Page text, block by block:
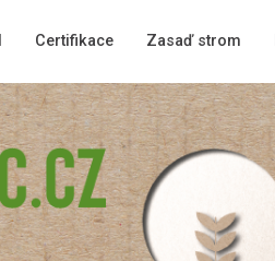
Certifikace Zasaď strom